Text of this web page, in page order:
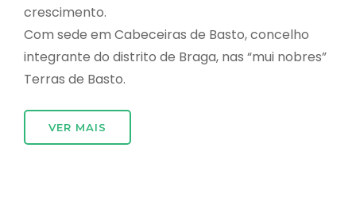
crescimento.
Com sede em Cabeceiras de Basto, concelho
integrante do distrito de Braga, nas “mui nobres”
Terras de Basto.
VER MAIS